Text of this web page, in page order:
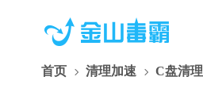
首页 清理加速 C盘清理